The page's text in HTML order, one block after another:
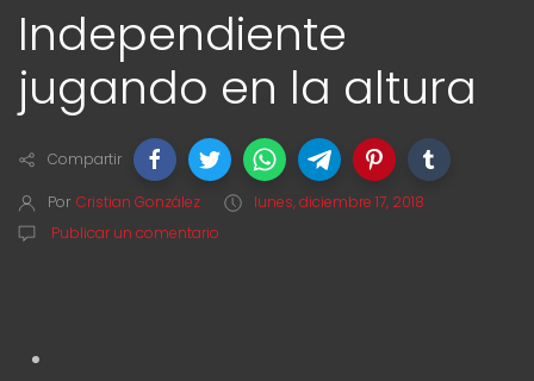
Independiente
jugando en la altura
Compartir
Por Cristian González
lunes, diciembre 17, 2018
Publicar un comentario